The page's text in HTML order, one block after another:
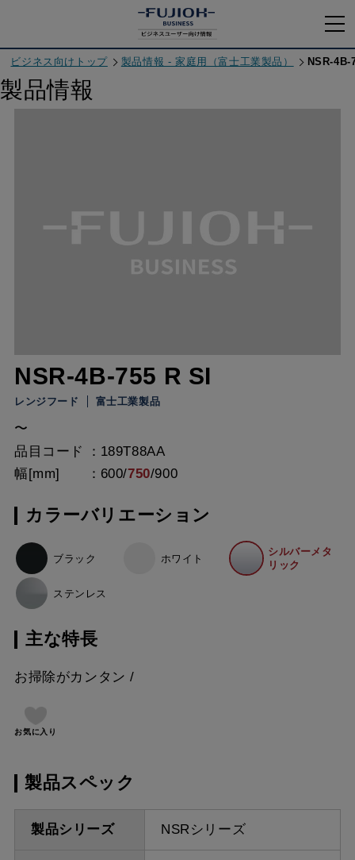
ビジネス向けトップ 製品情報 - 家庭用（富士工業製品） NSR-
製品情報
NSR-4B-755 R SI
レンジフード 富士工業製品
〜
品目コード
189T88AA
幅[mm]
600/750/900
カラーバリエーション
ブラック ホワイト
シルバーメタ
リック
ステンレス
主な特長
お掃除がカンタン
お気に入り
製品スペック
製品シリーズ NSRシリーズ